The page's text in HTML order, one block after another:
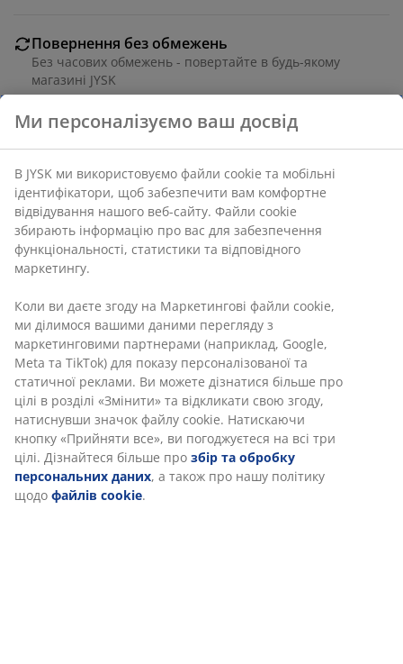
Повернення без обмежень
Без часових обмежень - повертайте в будь-якому
магазині JYSK
30 днів гарантії ціни на всі товари
Різні варіанти доставки
Швидка та зручна доставка на ваш вибір
100% поліестер (50% перероблений). 40х40 см
Артикул: 6893058
Характеристики
Відгуки
(32)